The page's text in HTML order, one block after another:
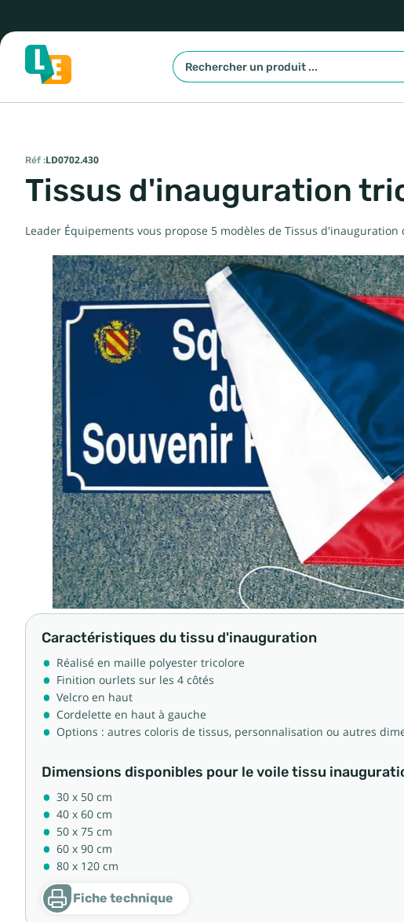
Réf :LD0702.430
Tissus d'inauguration
Leader Équipements vous propose 5 modèles de Tissus
Caractéristiques du tissu d'inauguration
Réalisé en maille polyester tricolore
Finition ourlets sur les 4 côtés
Velcro en haut
Cordelette en haut à gauche
Options : autres coloris de tissus, personnalisation ou autres
Dimensions disponibles pour le voile tissu
30 x 50 cm
40 x 60 cm
50 x 75 cm
60 x 90 cm
80 x 120 cm
Fiche technique